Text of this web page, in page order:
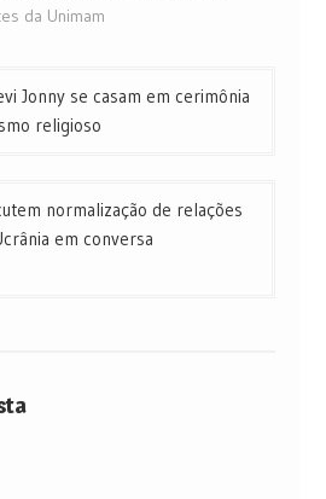
da Unimam
Jonny se casam em cerimônia
religioso
normalização de relações
em conversa